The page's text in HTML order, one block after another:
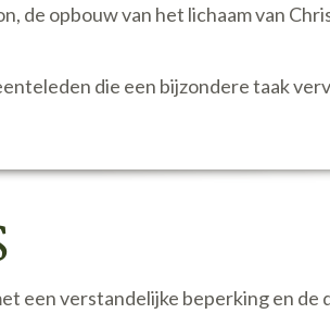
opbouw van het lichaam van
die een bijzondere taak
een verstandelijke beperking en de